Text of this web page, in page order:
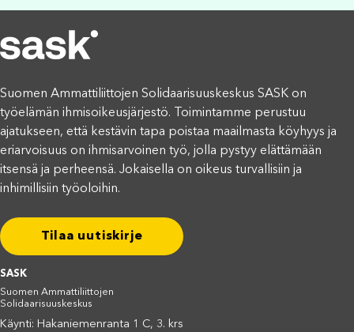
Suomen Ammattiliittojen Solidaarisuuskeskus SASK on
työelämän ihmisoikeusjärjestö. Toimintamme perustuu
ajatukseen, että kestävin tapa poistaa maailmasta köyhyys ja
eriarvoisuus on ihmisarvoinen työ, jolla pystyy elättämään
itsensä ja perheensä. Jokaisella on oikeus turvallisiin ja
inhimillisiin työoloihin.
Tilaa uutiskirje
SASK
Suomen Ammattiliittojen
Solidaarisuuskeskus
Käynti: Hakaniemenranta 1 C, 3. krs